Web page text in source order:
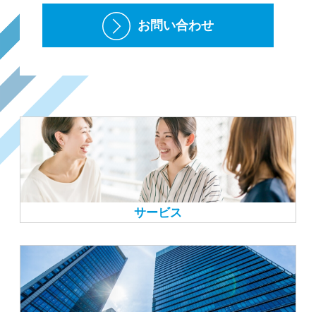
お問い合わせ
サービス